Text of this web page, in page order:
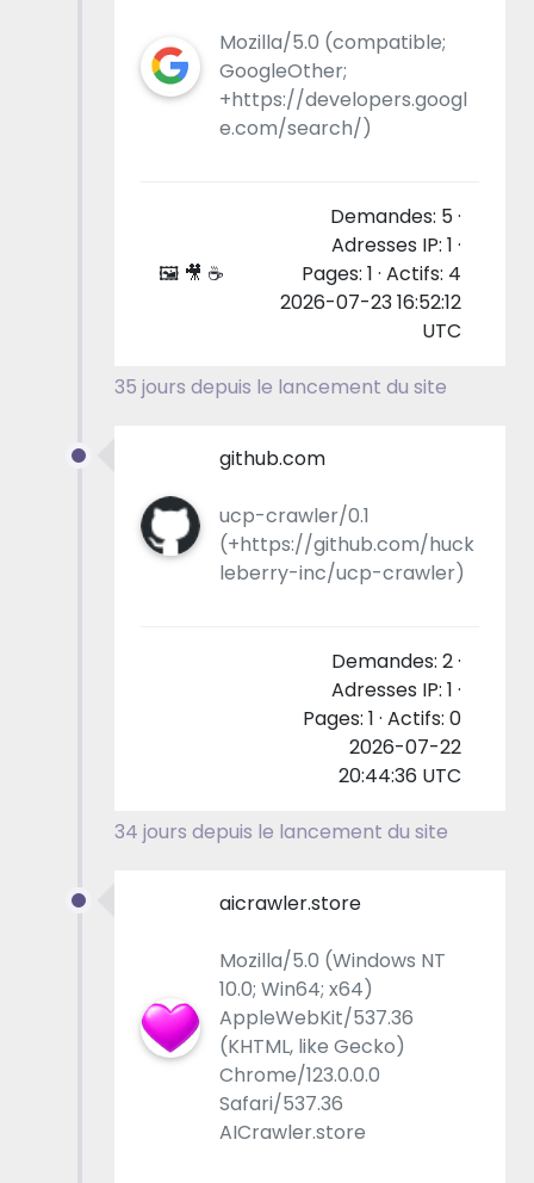
Mozilla/5.0 (compatible;
GoogleOther;
+https://developers.googl
e.com/search/)
🖼 🎥 ☕
Demandes: 5 ·
Adresses IP: 1 ·
Pages: 1 · Actifs: 4
2026-07-23 16:52:12
UTC
35 jours depuis le lancement du site
github.com
ucp-crawler/0.1
(+https://github.com/huck
leberry-inc/ucp-crawler)
Demandes: 2 ·
Adresses IP: 1 ·
Pages: 1 · Actifs: 0
2026-07-22
20:44:36 UTC
34 jours depuis le lancement du site
aicrawler.store
Mozilla/5.0 (Windows NT
10.0; Win64; x64)
AppleWebKit/537.36
(KHTML, like Gecko)
Chrome/123.0.0.0
Safari/537.36
AICrawler.store